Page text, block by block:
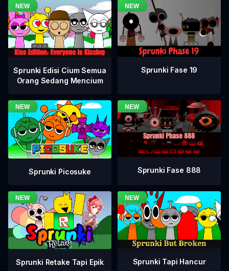
Sprunki Edisi Cium Semua
Orang Sedang Mencium
Sprunki Fase 19
Sprunki Picosuke Sprunki Fase 888
Sprunki Retake Tapi Epik Sprunki Tapi Hancur